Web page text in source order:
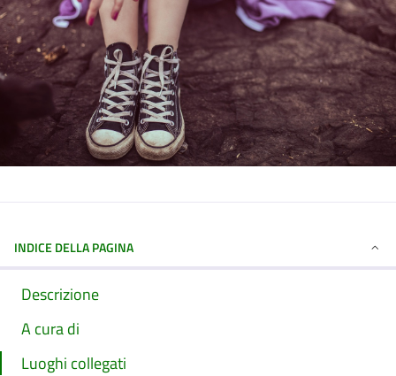
INDICE DELLA PAGINA
Descrizione
A cura di
Luoghi collegati